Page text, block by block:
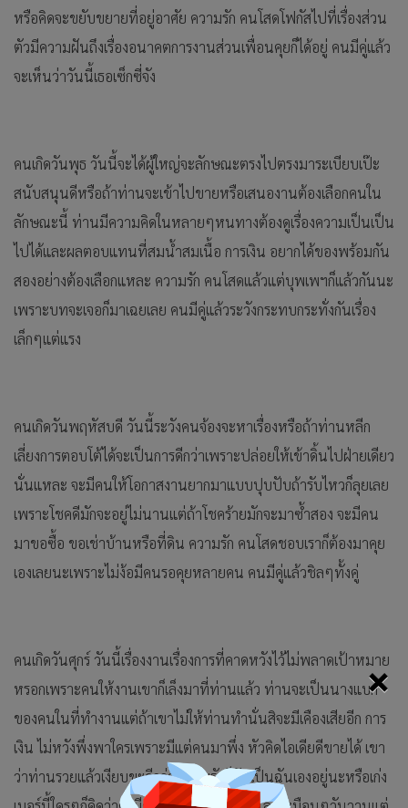
×
หรือคิดจะขยับขยายที่อยู่อาศัย ความรัก คนโสดโฟกัสไปที่เรื่องส่วน
ตัวมีความฝันถึงเรื่องอนาคตการงานส่วนเพื่อนคุยก็ได้อยู่ คนมีคู่แล้ว
จะเห็นว่าวันนี้เธอเซ็กซี่จัง
คนเกิดวันพุธ วันนี้จะได้ผู้ใหญ่จะลักษณะตรงไปตรงมาระเบียบเป๊ะ
สนับสนุนดีหรือถ้าท่านจะเข้าไปขายหรือเสนองานต้องเลือกคนใน
ลักษณะนี้ ท่านมีความคิดในหลายๆหนทางต้องดูเรื่องความเป็นเป็น
ไปได้และผลตอบแทนที่สมน้ำสมเนื้อ การเงิน อยากได้ของพร้อมกัน
สองอย่างต้องเลือกแหละ ความรัก คนโสดแล้วแต่บุพเพฯก็แล้วกันนะ
เพราะบทจะเจอก็มาเฉยเลย คนมีคู่แล้วระวังกระทบกระทั่งกันเรื่อง
เล็กๆแต่แรง
คนเกิดวันพฤหัสบดี วันนี้ระวังคนจ้องจะหาเรื่องหรือถ้าท่านหลีก
เลี่ยงการตอบโต้ได้จะเป็นการดีกว่าเพราะปล่อยให้เข้าดิ้นไปฝ่ายเดียว
นั่นแหละ จะมีคนให้โอกาสงานยากมาแบบปุบปับถ้ารับไหวก็ลุยเลย
เพราะโชคดีมักจะอยู่ไม่นานแต่ถ้าโชคร้ายมักจะมาซ้ำสอง จะมีคน
มาขอซื้อ ขอเช่าบ้านหรือที่ดิน ความรัก คนโสดชอบเราก็ต้องมาคุย
เองเลยนะเพราะไม่ง้อมีคนรอคุยหลายคน คนมีคู่แล้วชิลๆทั้งคู่
คนเกิดวันศุกร์ วันนี้เรื่องงานเรื่องการที่คาดหวังไว้ไม่พลาดเป้าหมาย
หรอกเพราะคนให้งานเขาก็เล็งมาที่ท่านแล้ว ท่านจะเป็นนางแบก
ของคนในที่ทำงานแต่ถ้าเขาไม่ให้ท่านทำนั่นสิจะมีเคืองเสียอีก การ
เงิน ไม่หวังพึ่งพาใครเพราะมีแต่คนมาพึ่ง หัวคิดไอเดียดีขายได้ เขา
ว่าท่านรวยแล้วเงียบขะดีกว่า ความรักก็ฉันเป็นฉันเองอยู่นะหรือเก่ง